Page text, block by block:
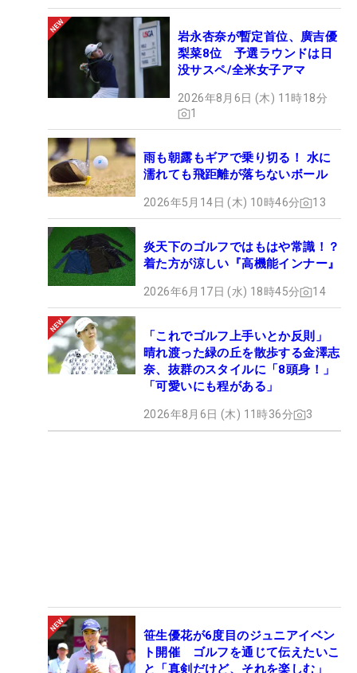
岩永杏奈が暫定首位、廣吉優
梨菜8位 予選ラウンドは日
没サスペ/全米女子アマ
2026年8月6日 (木) 11時18分
1
雨も朝露もギアで乗り切る！ 水に
濡れても飛距離が落ちないボール
2026年5月14日 (木) 10時46分 13
炎天下のゴルフではもはや常識！？
着た方が涼しい『高機能インナー』
2026年6月17日 (水) 18時45分 14
「これでゴルフ上手いとか反則」
晴れ渡った緑の丘を散歩する金澤志
奈、抜群のスタイルに「8頭身！」
「可愛いにも程がある」
2026年8月6日 (木) 11時36分 3
笹生優花が6度目のジュニアイベン
ト開催 ゴルフを通じて伝えたいこ
と「真剣だけど、それを楽しむ」